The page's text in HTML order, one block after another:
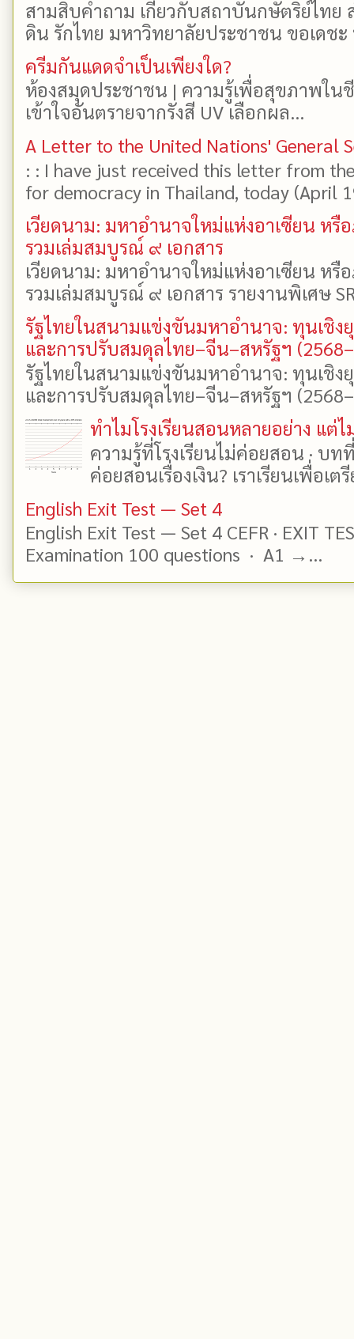
สามสิบคำถาม เกี่ยวกับสถาบันกษัตริย์ไทย
ดิน รักไทย มหาวิทยาลัยประชาชน ขอเดช
ครีมกันแดดจำเป็นเพียงใด?
ห้องสมุดประชาชน | ความรู้เพื่อสุขภาพใน
เข้าใจอันตรายจากรังสี UV เลือกผล...
A Letter to the United Nations' General
: : I have just received this letter from
for democracy in Thailand, today (April
เวียดนาม: มหาอำนาจใหม่แห่งอาเซียน ห
รวมเล่มสมบูรณ์ ๙ เอกสาร
เวียดนาม: มหาอำนาจใหม่แห่งอาเซียน ห
รวมเล่มสมบูรณ์ ๙ เอกสาร รายงานพิเศษ
รัฐไทยในสนามแข่งขันมหาอำนาจ: ทุนเชิง
และการปรับสมดุลไทย–จีน–สหรัฐฯ
รัฐไทยในสนามแข่งขันมหาอำนาจ: ทุนเชิง
และการปรับสมดุลไทย–จีน–สหรัฐฯ
ทำไมโรงเรียนสอนหลายอย่าง แต่ไ
ความรู้ที่โรงเรียนไม่ค่อยสอน · บ
ค่อยสอนเรื่องเงิน? เราเรียนเพื่อเต
English Exit Test — Set 4
English Exit Test — Set 4 CEFR · EXIT
Examination 100 questions · A1 →...